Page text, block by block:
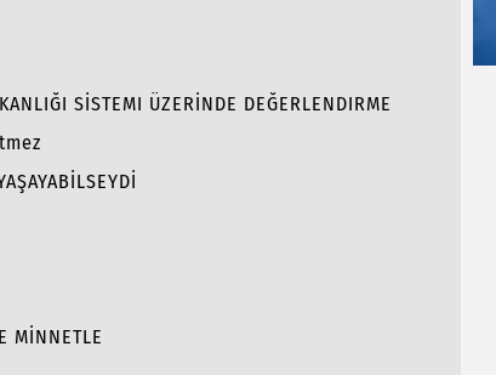
SİSTEMI ÜZERİNDE DEĞERLENDIRME
MİNNETLE